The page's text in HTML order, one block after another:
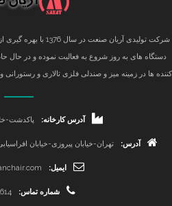
شرکت تولیدی آریان
دستگاه های به روز شروع به فعالیت نموده و در حال
کننده ها در زمینه میز و صندلی فلزی تالاری و
آدرس کارخانه: پاکدشت-
آدرس: تهران-خیابان پیروزی-خیابان
ایمیل:
شماره تماس: